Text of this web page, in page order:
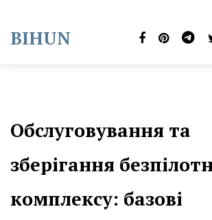
content
BIHUN
Обслуговування та
зберігання
комплексу: базові